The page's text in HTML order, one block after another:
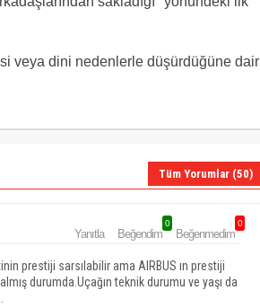
veya dini nedenlerle düşürdüğüne dair
Tüm Yorumlar (50)
Yanıtla Beğendim
0
Beğenmedim
0
prestiji sarsılabilir ama AIRBUS ın prestiji
durumda.Uçağın teknik durumu ve yaşı da